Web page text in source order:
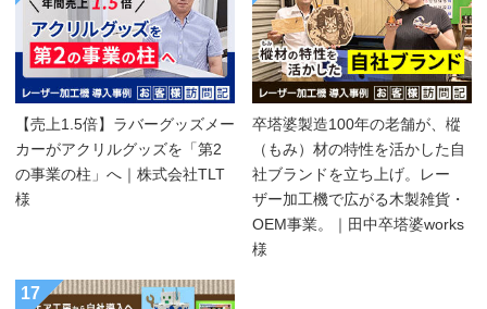
【売上1.5倍】ラバーグッズメー
カーがアクリルグッズを「第2
の事業の柱」へ｜株式会社TLT
様
卒塔婆製造100年の老舗が、樅
（もみ）材の特性を活かした自
社ブランドを立ち上げ。レー
ザー加工機で広がる木製雑貨・
OEM事業。｜田中卒塔婆works
様
17